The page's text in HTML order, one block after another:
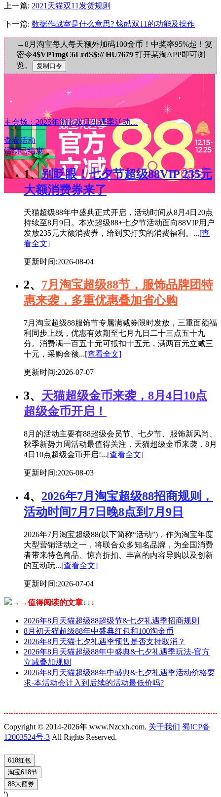
上一篇: 2021天猫双11发货规则
下一篇: 数据作战室是什么意思? 炫酷双11的功能及操作
→8月淘宝每人每天额外加码100金币！中奖率95%起！复
密令4$VP1mgC6LrdS$:// HU7679 打开某淘APP即可浏
览。
主会场：2025年淘宝双旦礼遇季活动…
查看活动
活动已结束
1、 别眨眼！七夕节超级88VIP 235元
大额消费券来了
天猫超级88年中盛典正式开启，活动时间从8月4日20点
持续至8月9日。本次超级88+七夕节活动面向88VIP用户
发放235元大额消费券，给到实打实的消费福利。...[查
看全文]
更新时间:2026-08-04
2、 7月淘宝超级88节，服饰品牌团特
惠来袭，多重优惠叠加省心购
7月淘宝超级88服饰节专属满减券限时发放，三重面额福
利同步上线，优惠有效期至七月九日二十三点五十九
分。消费满一百五十元可抵扣十五元，满两百元立减三
十元，采购金额...[查看全文]
更新时间:2026-07-07
3、 天猫超级金币来袭，8月4日10点
超级金币开启！
8月的活动主要有88超级会员节、七夕节、服饰新风尚、
秋季新势力周活动最值得关注，天猫超级金币来袭，8月
4日10点超级金币开启!...[查看全文]
更新时间:2026-08-03
4、 2026年7月淘宝超级88招商规则，
活动时间7月7日晚8点到7月9日
2026年7月淘宝超级88(以下简称“活动”)，作为淘宝年度
大型营销活动之一，将联合众多知名品牌，为全国消费
者带来特色商品、惊喜折扣、丰富的内容导购以及创新
的互动玩...[查看全文]
更新时间:2026-07-04
→→值得阅读的文章↓ ↓ ↓
2026年8月天猫超级88超级节&七夕礼遇季招商规则
8月初天猫超级88年中盛典红包和100淘金币
2026年8月天猫七夕礼遇季预售是否支持取消？
2026年8月天猫超级88年中盛典&七夕礼遇季玩法-官方
立减叠加规则
2026年8月天猫超级88年中盛典&七夕礼遇季活动价格要
求-本活动会计入到后续的活动最低价吗?
Copyright © 2014-2026年 www.Nzcxh.com. 关于我们 蜀ICP备
12003524号-3 All Rights Reserved.
')